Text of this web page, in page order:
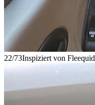
22/73Inspiziert von Fleequid